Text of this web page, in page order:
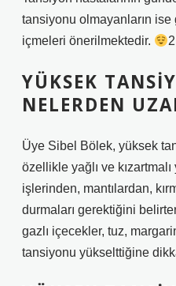
tansiyonu olmayanların
içmeleri önerilmektedir.
YÜKSEK
NELERDEN
Üye Sibel Bölek, yüksek
özellikle yağlı ve
işlerinden, mantılardan,
durmaları gerektiğini
gazlı içecekler, tuz,
tansiyonu yükselttiğine